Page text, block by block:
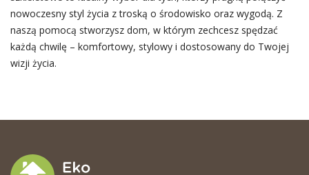
nowoczesny styl życia z troską o środowisko oraz wygodą. Z
naszą pomocą stworzysz dom, w którym zechcesz spędzać
każdą chwilę – komfortowy, stylowy i dostosowany do Twojej
wizji życia.